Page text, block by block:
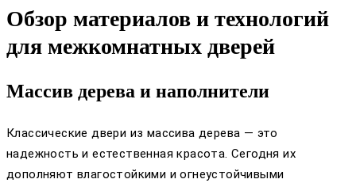
Обзор материалов и технологий
для межкомнатных дверей
Массив дерева и наполнители
Классические двери из массива дерева — это
надежность и естественная красота. Сегодня их
дополняют влагостойкими и огнеустойчивыми